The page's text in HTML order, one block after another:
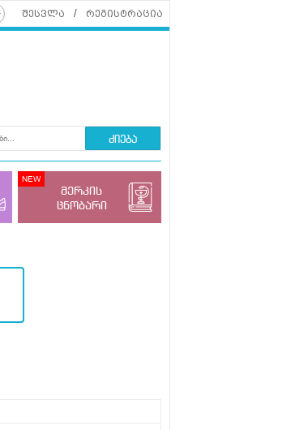
შესვლა რეგისტრაცია
ძიება
მერკის
ცნობარი